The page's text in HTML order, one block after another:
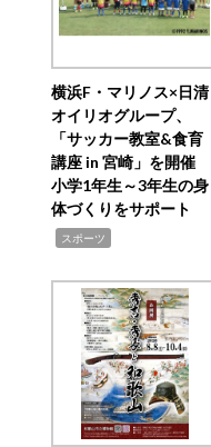
横浜F・マリノス×日清
オイリオグループ、
「サッカー教室&食育
講座 in 宮崎」を開催
小学1年生～3年生の身
体づくりをサポート
スポーツ